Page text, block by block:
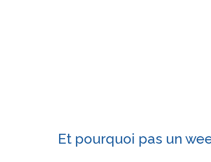
Et pourquoi pas un